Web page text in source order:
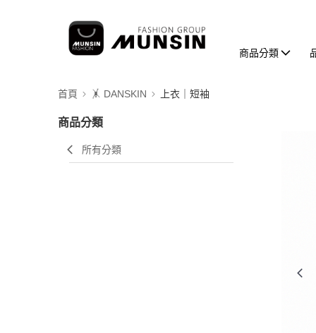
商品分類
首頁 🤸 DANSKIN 上衣｜短袖
商品分類
所有分類